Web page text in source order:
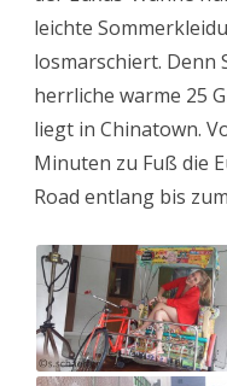
leichte
losmarschiert.
herrliche warme 25
liegt in Chinatown.
Minuten zu Fuß die
Road entlang bis